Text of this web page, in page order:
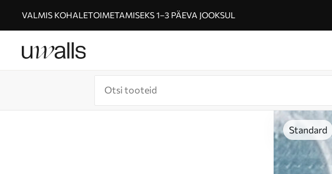
VALMIS KOHALETOIMETAMISEKS 1–3 PÄEVA JOOKSUL
Standard